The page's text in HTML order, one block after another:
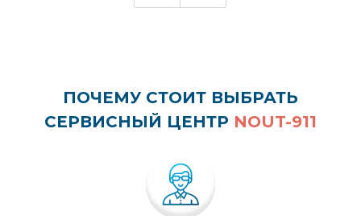
ПОЧЕМУ СТОИТ ВЫБРАТЬ
СЕРВИСНЫЙ ЦЕНТР NOUT-911